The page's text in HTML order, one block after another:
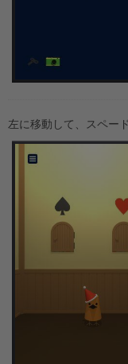
左に移動して、スペー